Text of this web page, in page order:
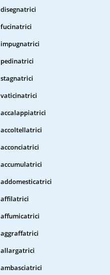
disegnatrici
fucinatrici
impugnatrici
pedinatrici
stagnatrici
vaticinatrici
accalappiatrici
accoltellatrici
acconciatrici
accumulatrici
addomesticatrici
affilatrici
affumicatrici
aggraffatrici
allargatrici
ambasciatrici